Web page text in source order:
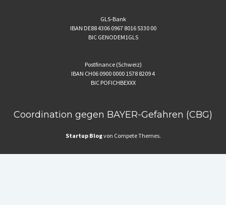
GLS-Bank
IBAN DE88 4306 0967 8016 5330 00
BIC GENODEM1GLS
Postfinance (Schweiz)
IBAN CH06 0900 0000 1578 8209 4
BIC POFICHBEXXX
Coordination gegen BAYER-Gefahren (CBG)
Startup Blogvon Compete Themes.